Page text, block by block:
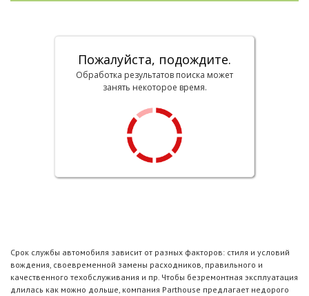
Пожалуйста, подождите.
Обработка результатов поиска может
занять некоторое время.
Срок службы автомобиля зависит от разных факторов: стиля и условий
вождения, своевременной замены расходников, правильного и
качественного техобслуживания и пр. Чтобы безремонтная эксплуатация
длилась как можно дольше, компания Parthouse предлагает недорого